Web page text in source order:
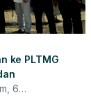
ke PLTMG
6